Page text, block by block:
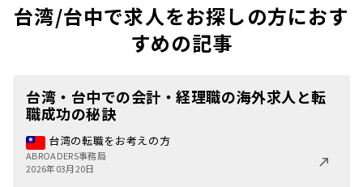
台湾/台中で求人をお探しの方におす
すめの記事
台湾・台中での会計・経理職の海外求人と転
職成功の秘訣
台湾の転職をお考えの方
ABROADERS事務局
2026年03月20日